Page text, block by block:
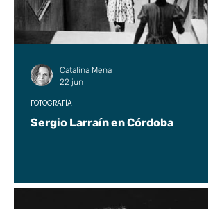
Sergio Larraín en Córdoba
FOTOGRAFÍA
Catalina Mena
22 jun